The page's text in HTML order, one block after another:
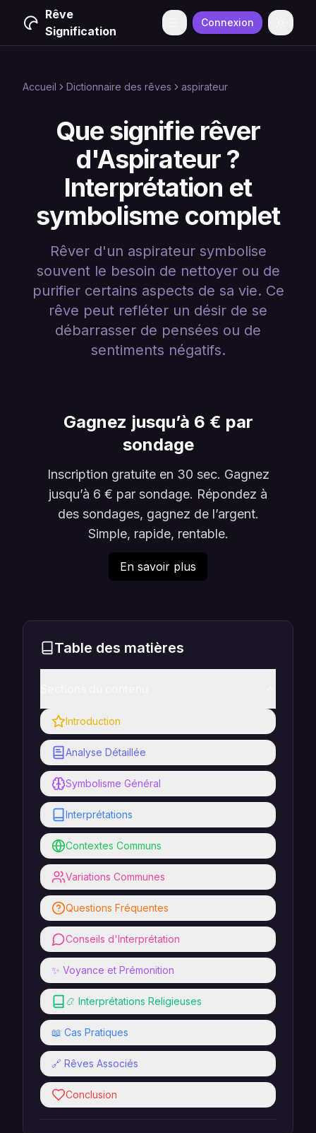
Rêve
Signification
Menu Connexion
Accueil Dictionnaire des rêves aspirateur
Que signifie rêver
d'Aspirateur ?
Interprétation et
symbolisme complet
Rêver d'un aspirateur symbolise
souvent le besoin de nettoyer ou de
purifier certains aspects de sa vie. Ce
rêve peut refléter un désir de se
débarrasser de pensées ou de
sentiments négatifs.
Gagnez jusqu’à 6 € par
sondage
Inscription gratuite en 30 sec. Gagnez
jusqu’à 6 € par sondage. Répondez à
des sondages, gagnez de l’argent.
Simple, rapide, rentable.
En savoir plus
Table des matières
Introduction
Analyse Détaillée
Symbolisme Général
Interprétations
Contextes Communs
Variations Communes
Questions Fréquentes
Conseils d'Interprétation
✨ Voyance et Prémonition
📿 Interprétations Religieuses
📖 Cas Pratiques
🔗 Rêves Associés
Conclusion